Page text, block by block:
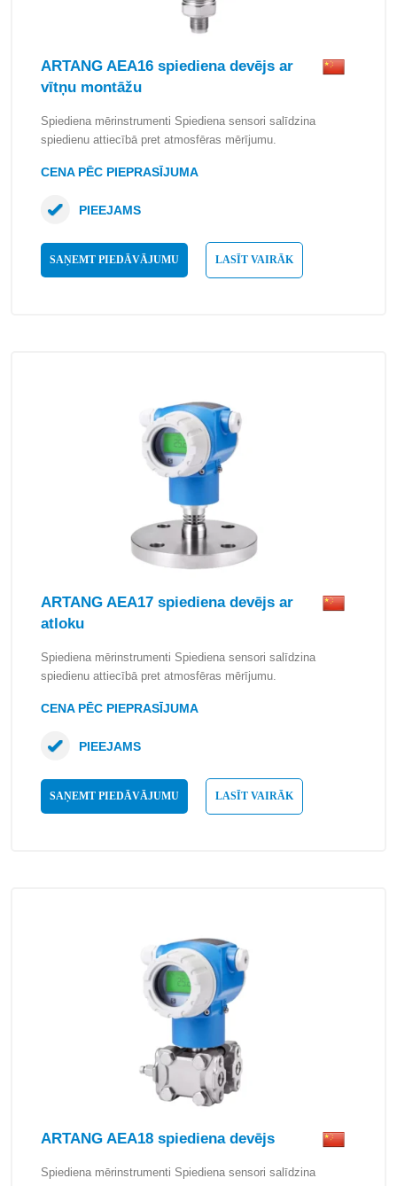
ARTANG AEA16 spiediena devējs ar
vītņu montāžu
Spiediena mērinstrumenti Spiediena sensori salīdzina
spiedienu attiecībā pret atmosfēras mērījumu.
CENA PĒC PIEPRASĪJUMA
SAŅEMT PIEDĀVĀJUMU LASĪT VAIRĀK
PIEEJAMS
ARTANG AEA17 spiediena devējs ar
atloku
Spiediena mērinstrumenti Spiediena sensori salīdzina
spiedienu attiecībā pret atmosfēras mērījumu.
CENA PĒC PIEPRASĪJUMA
SAŅEMT PIEDĀVĀJUMU LASĪT VAIRĀK
PIEEJAMS
ARTANG AEA18 spiediena devējs
Spiediena mērinstrumenti Spiediena sensori salīdzina